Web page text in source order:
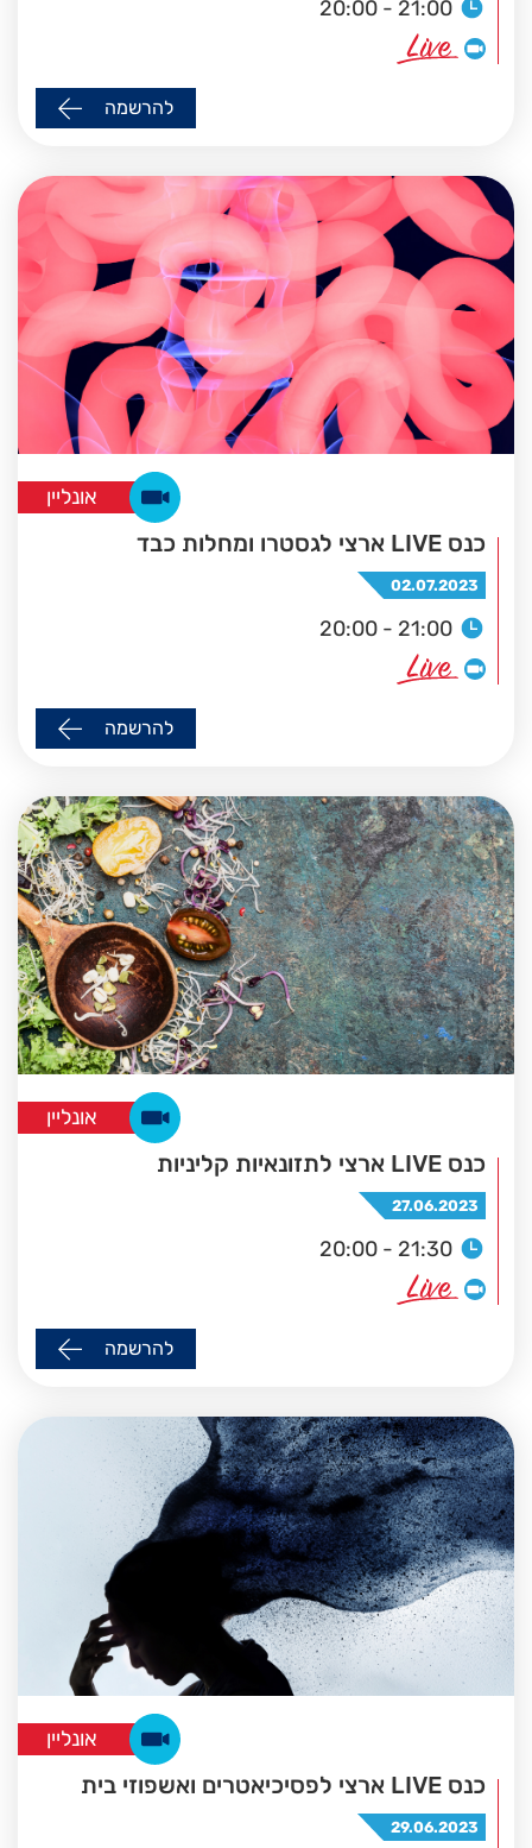
20:00 - 21:00
להרשמה
אונליין
כנס LIVE ארצי לגסטרו ומחלות כבד
02.07.2023
20:00 - 21:00
להרשמה
אונליין
כנס LIVE ארצי לתזונאיות קליניות
27.06.2023
20:00 - 21:30
להרשמה
אונליין
כנס LIVE ארצי לפסיכיאטרים ואשפוזי בית
29.06.2023